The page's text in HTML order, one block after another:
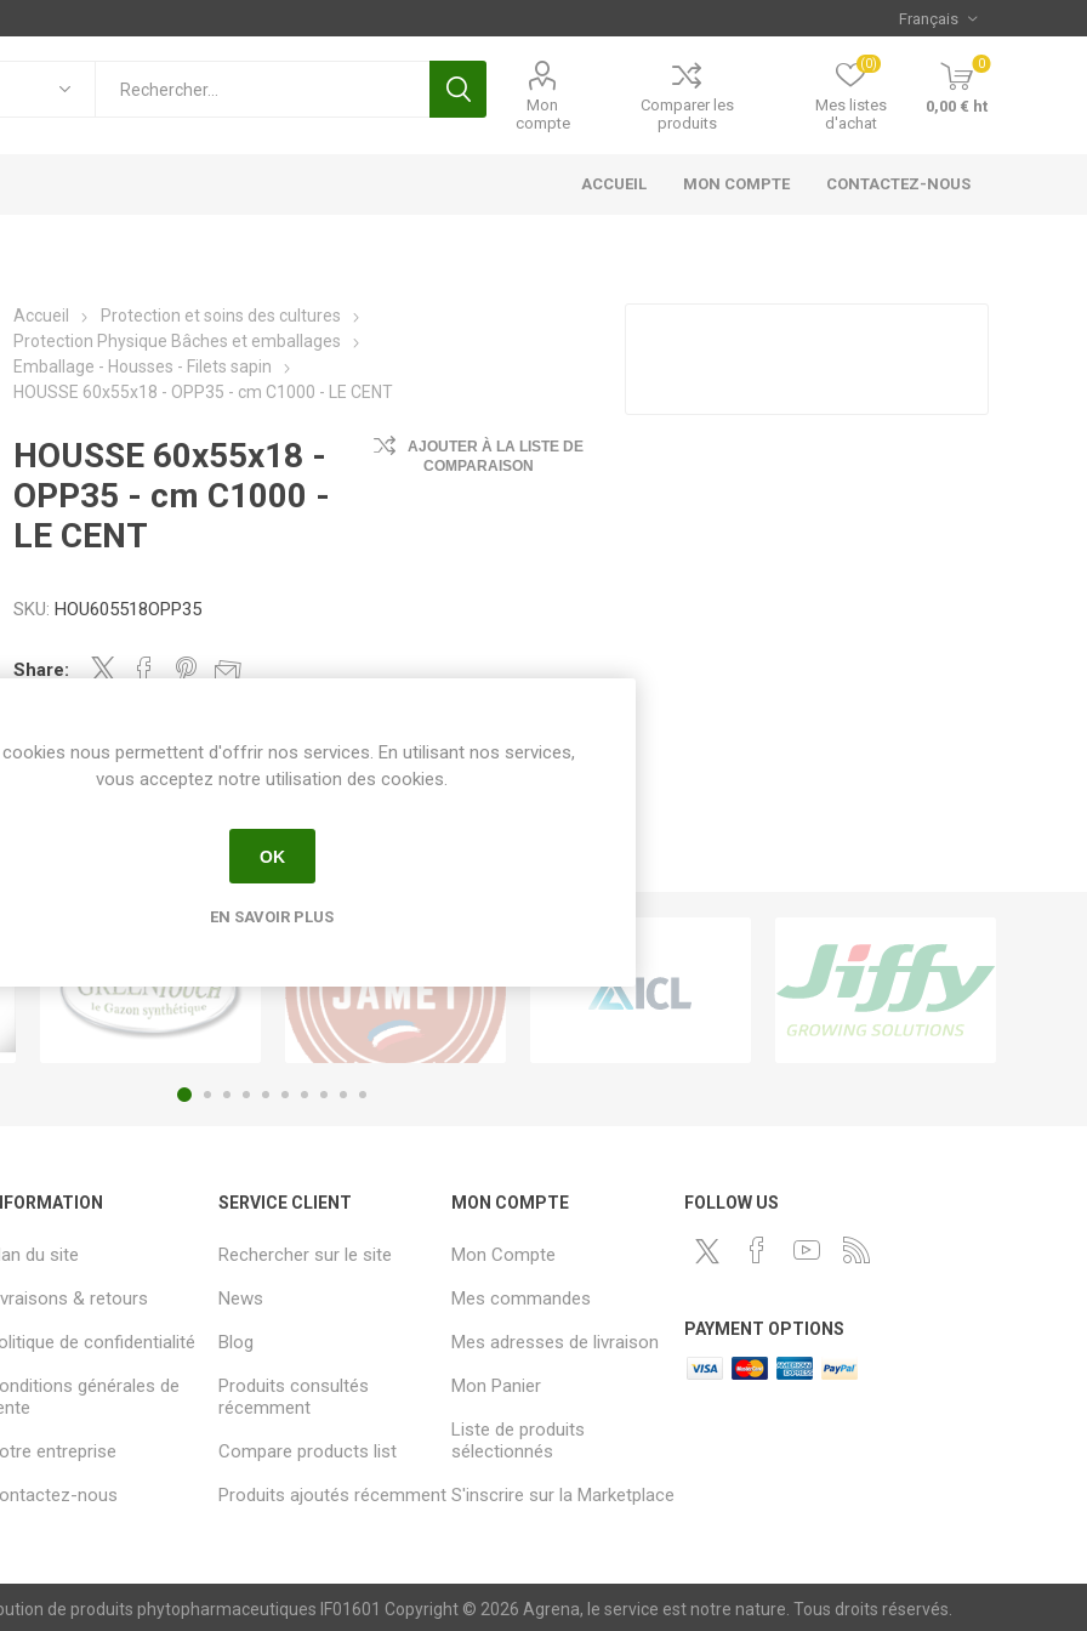
Mon
compte
Comparer les
produits
Mes listes
d'achat
(0) 0
0,00 € ht
ACCUEIL MON COMPTE CONTACTEZ-NOUS
Accueil
Protection et soins des cultures
Protection Physique Bâches et emballages
Emballage - Housses - Filets sapin
HOUSSE 60x55x18 - OPP35 - cm C1000 - LE CENT
HOUSSE 60x55x18 -
OPP35 - cm C1000 -
LE CENT
AJOUTER À LA LISTE DE
COMPARAISON
SKU: HOU605518OPP35
Share:
du site
& retours
de confidentialité
générales de
entreprise
nous
SERVICE CLIENT
Rechercher sur le site
News
Blog
Produits consultés
récemment
Compare products list
Produits ajoutés récemment
MON COMPTE
Mon Compte
Mes commandes
Mes adresses de livraison
Mon Panier
Liste de produits
sélectionnés
S'inscrire sur la Marketplace
FOLLOW US
PAYMENT OPTIONS
de produits phytopharmaceutiques IF01601 Copyright © 2026 Agrena, le service est notre nature. Tous droits réservés.
nous permettent d'offrir nos services. En utilisant nos services,
vous acceptez notre utilisation des cookies.
OK
EN SAVOIR PLUS